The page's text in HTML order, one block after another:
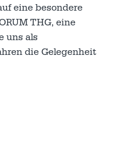
eine besondere
THG, eine
uns als
die Gelegenheit